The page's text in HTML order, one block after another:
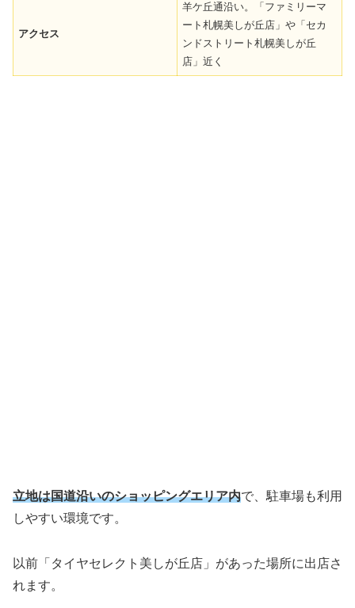
アクセス
羊ケ丘通沿い。「ファミリーマ
ート札幌美しが丘店」や「セカ
ンドストリート札幌美しが丘
店」近く
立地は国道沿いのショッピングエリア内で、駐車場も利用
しやすい環境です。
以前「タイヤセレクト美しが丘店」があった場所に出店さ
れます。